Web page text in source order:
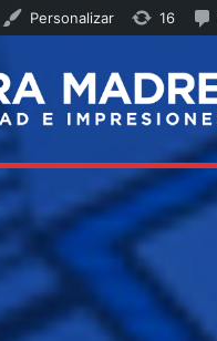
Personalizar 16